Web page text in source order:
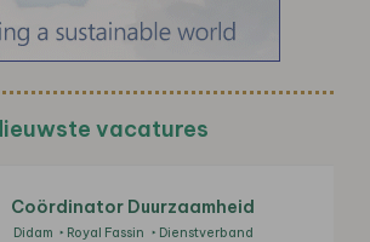
vacatures
Coördinator Duurzaamheid
Didam Royal Fassin Dienstverband